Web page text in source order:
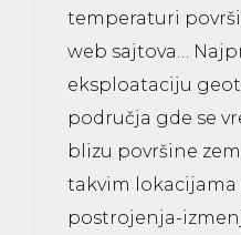
temperaturi
web sajtova…
eksploataciju
područja gde se
blizu površine
takvim lokacijama
postrojenja-